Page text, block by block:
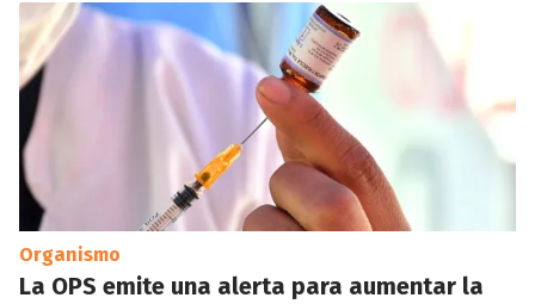
Organismo
La OPS emite una alerta para aumentar la